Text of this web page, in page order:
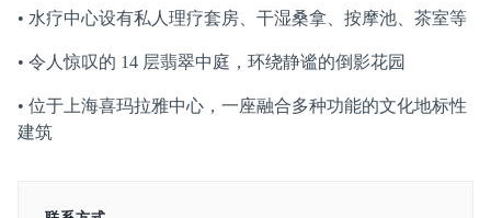
• 水疗中心设有私人理疗套房、干湿桑拿、按摩池、茶室等
• 令人惊叹的 14 层翡翠中庭，环绕静谧的倒影花园
• 位于上海喜玛拉雅中心，一座融合多种功能的文化地标性
建筑